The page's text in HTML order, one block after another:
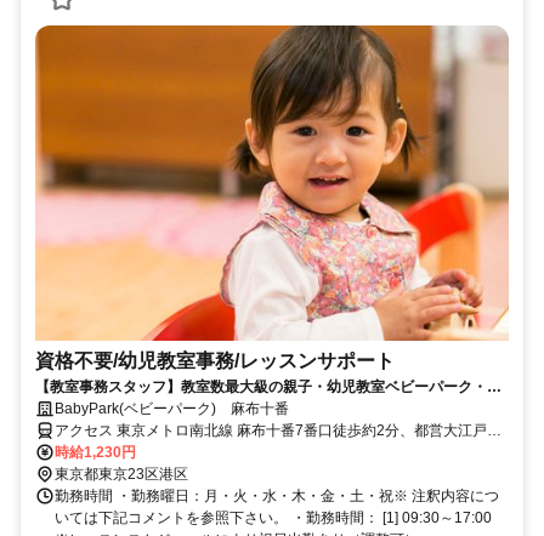
資格不要/幼児教室事務/レッスンサポート
【教室事務スタッフ】教室数最大級の親子・幼児教室ベビーパーク・キ
ッズアカデミーで教室事務のお仕事★
BabyPark(ベビーパーク) 麻布十番
アクセス 東京メトロ南北線 麻布十番7番口徒歩約2分、都営大江戸線
麻布十番7番口徒歩約2分、東京メトロ日比谷線 六本木1c口徒歩約12
分
時給1,230円
東京都東京23区港区
勤務時間 ・勤務曜日：月・火・水・木・金・土・祝※ 注釈内容につ
いては下記コメントを参照下さい。 ・勤務時間： [1] 09:30～17:00